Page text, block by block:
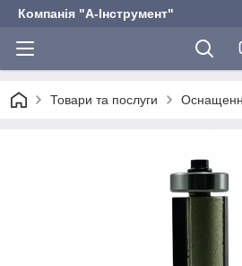
Компанія "А-Інструмент"
Товари та послуги